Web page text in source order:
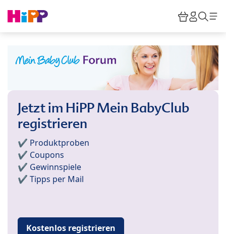
HiPP
Jetzt im HiPP Mein BabyClub
registrieren
✔️ Produktproben
✔️ Coupons
✔️ Gewinnspiele
✔️ Tipps per Mail
Kostenlos registrieren